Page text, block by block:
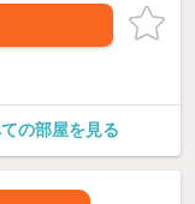
の部屋を見る